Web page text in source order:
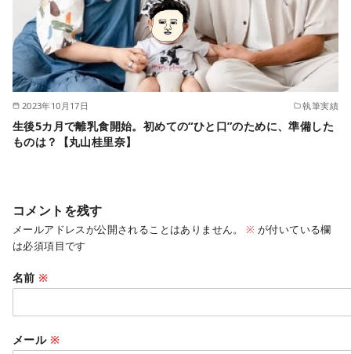
2023年10月17日 執筆実績
生後5カ月で離乳食開始。初めての“ひと口”のために、準備した
ものは？【丸山桂里奈】
コメントを残す
メールアドレスが公開されることはありません。 ※ が付いている欄
は必須項目です
名前※
メール ※